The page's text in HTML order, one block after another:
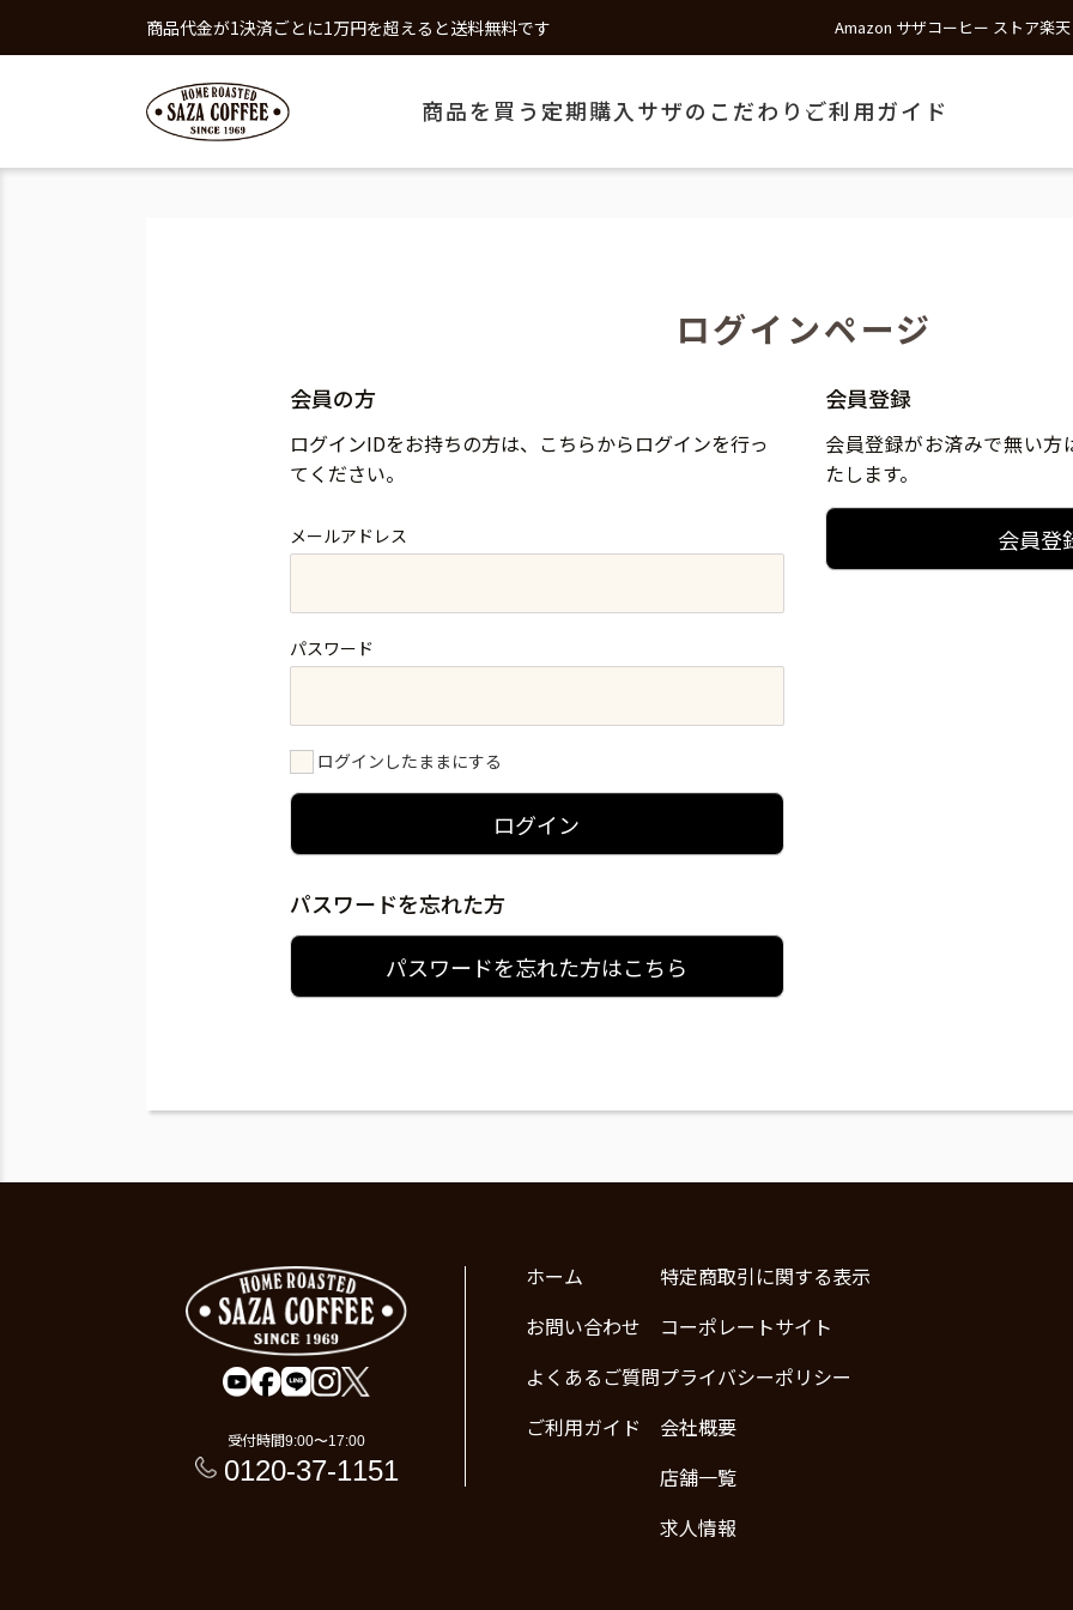
商品代金が1決済ごとに1万円を超えると送料無料です Amazon サザコーヒー ストア楽
商品を買う 定期購入 サザのこだわり ご利用ガイド
ログインページ
会員の方
ログインIDをお持ちの方は、こちらからログインを行っ
てください。
メールアドレス
パスワード
ログインしたままにする
ログイン
パスワードを忘れた方
パスワードを忘れた方はこちら
会員登録
会員登録がお済みで無い
たします。
会員登
受付時間9:00〜17:00
0120-37-1151
ホーム
お問い合わせ
よくあるご質問
ご利用ガイド
特定商取引に関する表示
コーポレートサイト
プライバシーポリシー
会社概要
店舗一覧
求人情報